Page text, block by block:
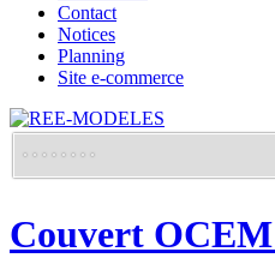
Contact
Notices
Planning
Site e-commerce
Couvert